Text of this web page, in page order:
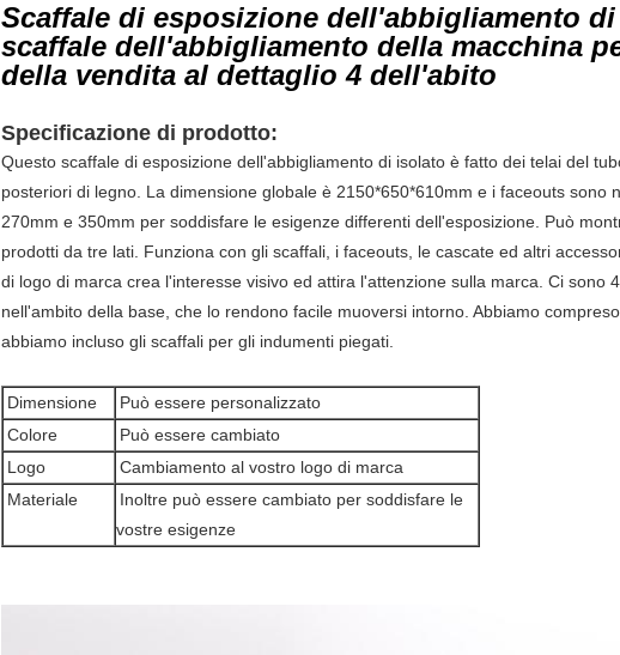
Scaffale di esposizione dell'abbigliamento
scaffale dell'abbigliamento della macchina
della vendita al dettaglio 4 dell'abito
Specificazione di prodotto:
Questo scaffale di esposizione dell'abbigliamento di isolato è fatto dei telai del
posteriori di legno. La dimensione globale è 2150*650*610mm e i faceouts sono
270mm e 350mm per soddisfare le esigenze differenti dell'esposizione. Può
prodotti da tre lati. Funziona con gli scaffali, i faceouts, le cascate ed altri
di logo di marca crea l'interesse visivo ed attira l'attenzione sulla marca. Ci sono
nell'ambito della base, che lo rendono facile muoversi intorno. Abbiamo
abbiamo incluso gli scaffali per gli indumenti piegati.
Dimensione
Può essere personalizzato
Colore
Può essere cambiato
Logo
Cambiamento al vostro logo di marca
Materiale
Inoltre può essere cambiato per soddisfare le
vostre esigenze